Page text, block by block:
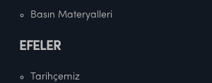
Basın Materyalleri
EFELER
Tarihçemiz